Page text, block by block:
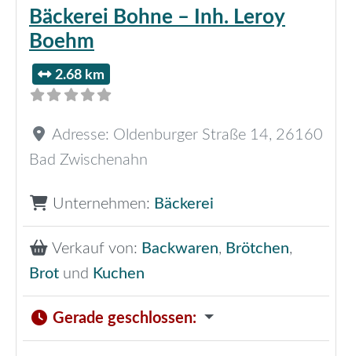
Bäckerei Bohne – Inh. Leroy
Boehm
2.68 km
Adresse: Oldenburger Straße 14, 26160
Bad Zwischenahn
Unternehmen: Bäckerei
Verkauf von: Backwaren, Brötchen,
Brot und Kuchen
Gerade geschlossen: